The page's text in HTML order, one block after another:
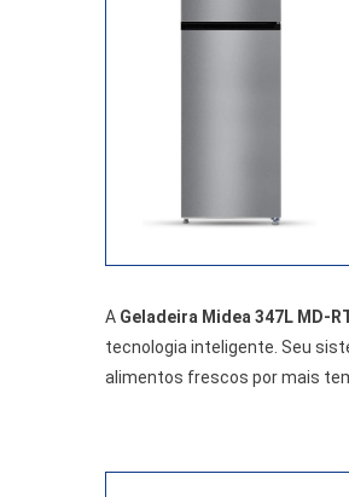
A Geladeira Midea 347L MD-
tecnologia inteligente. Seu
alimentos frescos por mais